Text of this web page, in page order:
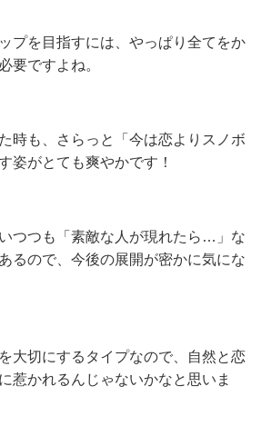
プを目指すには、やっぱり全てをか
要ですよね。
時も、さらっと「今は恋よりスノボ
姿がとても爽やかです！
つつも「素敵な人が現れたら…」な
るので、今後の展開が密かに気にな
大切にするタイプなので、自然と恋
惹かれるんじゃないかなと思いま